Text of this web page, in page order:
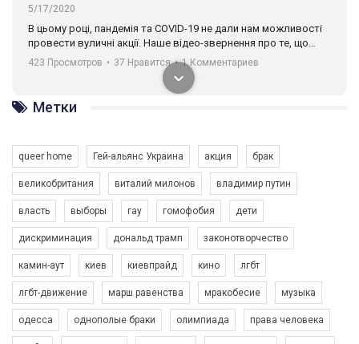
5/17/2020
В цьому році, пандемія та COVІD-19 не дали нам можливості
провести вуличні акції. Наше відео-звернення про те, що
навіть коли ми у різних містах та не можемо зустрінеться, ми
разом. Ми закликаємо всіх хто поділяє цінності рівності та
солідарності, приєднатися до нас. Регіональні підрозділи
ГАУ є в 16 областях України.
Разом наш голос лунає гучніше!
423 Просмотров • 37 Нравится • 1 Комментариев
Зупинимо насильство проти ЛГБТ в Україні! Stop violence against LGBT in Ukraine!
6/30/2017
Емоційний та вражаючий промо-ролік на конкурс PACT, який
Метки
queer home Гей-альянс Украина акция брак
великобритания виталий милонов владимир путин
власть выборы гау гомофобия дети
дискриминация дональд трамп законотворчество
камин-аут киев киевпрайд кино лгбт
лгбт-движение марш равенства мракобесие музыка
одесса однополые браки олимпиада права человека